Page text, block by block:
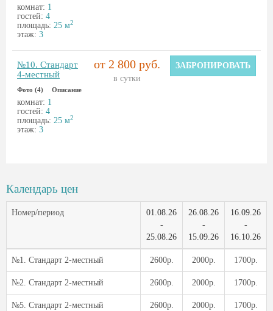
комнат: 1
гостей: 4
площадь: 25 м2
этаж: 3
№10. Стандарт
4-местный
Фото (4) Описание
комнат: 1
гостей: 4
площадь: 25 м2
этаж: 3
от 2 800 руб.
в сутки
ЗАБРОНИРОВАТЬ
Календарь цен
Номер/период
01.08.26
-
25.08.26
26.08.26
-
15.09.26
16.09.26
-
16.10.26
№1. Стандарт 2-местный 2600р. 2000р. 1700р.
№2. Стандарт 2-местный 2600р. 2000р. 1700р.
№5. Стандарт 2-местный 2600р. 2000р. 1700р.